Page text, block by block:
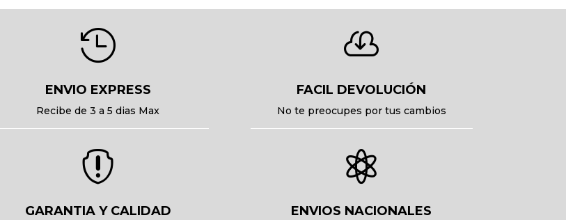

ENVIO EXPRESS
Recibe de 3 a 5 dias Max

FACIL DEVOLUCIÓN
No te preocupes por tus cambios

GARANTIA Y CALIDAD

ENVIOS NACIONALES